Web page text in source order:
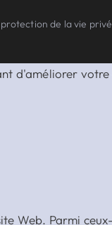
d'améliorer votre